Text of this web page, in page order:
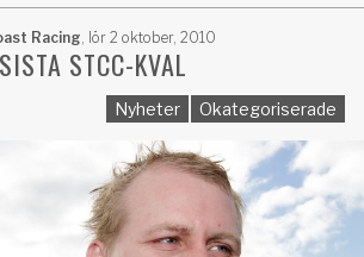
Racing lör 2 oktober, 2010
STCC-KVAL
Nyheter Okategoriserade